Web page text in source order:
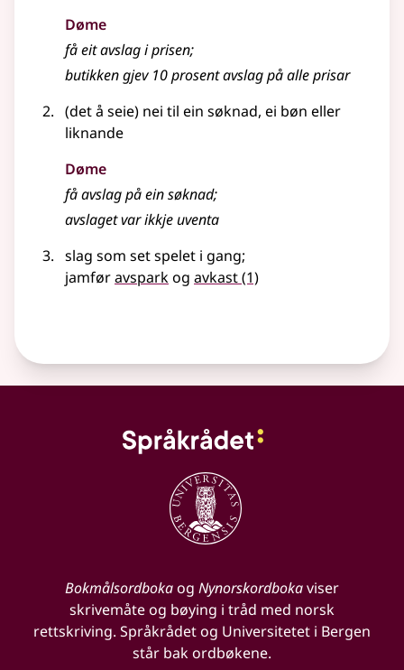
Døme
få eit avslag i prisen;
butikken gjev 10 prosent avslag på alle prisar
(det å seie) nei til ein søknad, ei bøn eller
liknande
Døme
få avslag på ein søknad;
avslaget var ikkje uventa
slag som set spelet i gang;
jamføravsparkog avkast(1)
Bokmålsordbokaog Nynorskordbokaviser
skrivemåte og bøying i tråd med norsk
rettskriving. Språkrådet og Universitetet i Bergen
står bak ordbøkene.